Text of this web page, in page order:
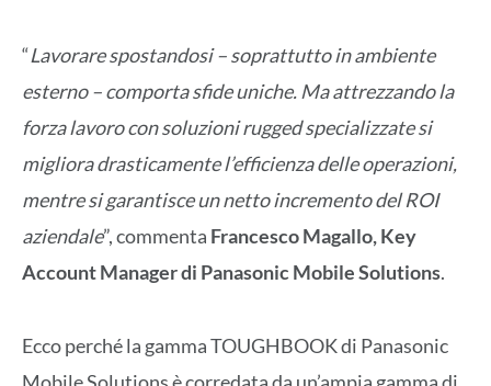
“Lavorare spostandosi – soprattutto in ambiente
esterno – comporta sfide uniche. Ma attrezzando la
forza lavoro con soluzioni rugged specializzate si
migliora drasticamente l’efficienza delle operazioni,
mentre si garantisce un netto incremento del ROI
aziendale”, commenta Francesco Magallo, Key
Account Manager di Panasonic Mobile Solutions.
Ecco perché la gamma TOUGHBOOK di Panasonic